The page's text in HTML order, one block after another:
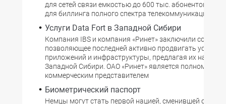
для сетей связи емкостью до 600 тыс. абонентов и
для биллинга полного спектра
Услуги Data Fort в Западной Сибири
Компания IBS и компания «Ринет» заключили
позволяющее последней активно продвигать услуги
приложений и инфраструктуры, предлагая их на
Западной Сибири. ОАО «Ринет» является
коммерческим представителем
Биометрический паспорт
Немцы могут стать первой нацией, сменившей